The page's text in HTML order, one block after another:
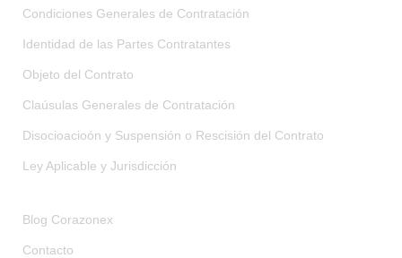
Condiciones Generales de Contratación
Identidad de las Partes Contratantes
Objeto del Contrato
Claúsulas Generales de Contratación
Disocioacioón y Suspensión o Rescisión del Contrato
Ley Aplicable y Jurisdicción
Blog Corazonex
Contacto